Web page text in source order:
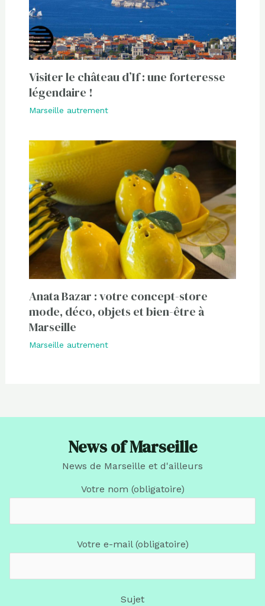
Visiter le château d’If : une forteresse
légendaire !
Marseille autrement
Anata Bazar : votre concept-store
mode, déco, objets et bien-être à
Marseille
Marseille autrement
News of Marseille
News de Marseille et d'ailleurs
Votre nom (obligatoire)
Votre e-mail (obligatoire)
Sujet